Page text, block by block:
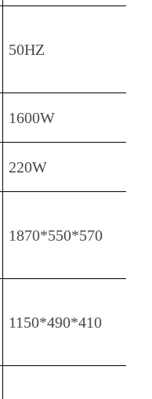
50HZ
1600W
220W
1870*550*570
1150*490*410